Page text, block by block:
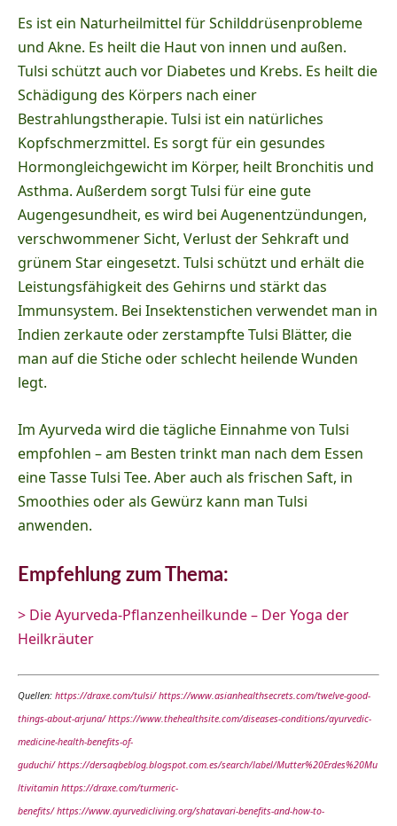
Es ist ein Naturheilmittel für Schilddrüsenprobleme
und Akne. Es heilt die Haut von innen und außen.
Tulsi schützt auch vor Diabetes und Krebs. Es heilt die
Schädigung des Körpers nach einer
Bestrahlungstherapie. Tulsi ist ein natürliches
Kopfschmerzmittel. Es sorgt für ein gesundes
Hormongleichgewicht im Körper, heilt Bronchitis und
Asthma. Außerdem sorgt Tulsi für eine gute
Augengesundheit, es wird bei Augenentzündungen,
verschwommener Sicht, Verlust der Sehkraft und
grünem Star eingesetzt. Tulsi schützt und erhält die
Leistungsfähigkeit des Gehirns und stärkt das
Immunsystem. Bei Insektenstichen verwendet man in
Indien zerkaute oder zerstampfte Tulsi Blätter, die
man auf die Stiche oder schlecht heilende Wunden
legt.
Im Ayurveda wird die tägliche Einnahme von Tulsi
empfohlen – am Besten trinkt man nach dem Essen
eine Tasse Tulsi Tee. Aber auch als frischen Saft, in
Smoothies oder als Gewürz kann man Tulsi
anwenden.
Empfehlung zum Thema:
> Die Ayurveda-Pflanzenheilkunde – Der Yoga der
Heilkräuter
Quellen: https://draxe.com/tulsi/ https://www.asianhealthsecrets.com/twelve-good-
things-about-arjuna/ https://www.thehealthsite.com/diseases-conditions/ayurvedic-
medicine-health-benefits-of-
guduchi/ https://dersaqbeblog.blogspot.com.es/search/label/Mutter%20Erdes%20Mu
ltivitamin https://draxe.com/turmeric-
benefits/ https://www.ayurvedicliving.org/shatavari-benefits-and-how-to-